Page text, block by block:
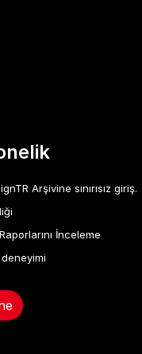
Arşivine sınırısız giriş.
İnceleme